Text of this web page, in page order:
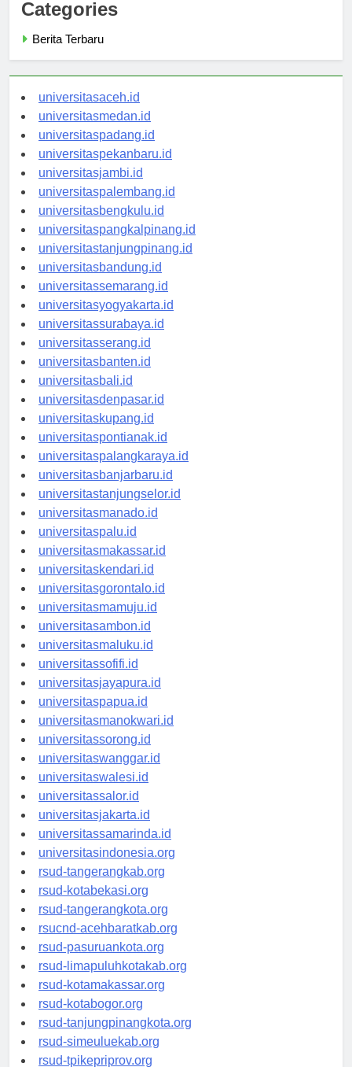
Categories
universitasaceh.id
universitasmedan.id
universitaspadang.id
universitaspekanbaru.id
universitasjambi.id
universitaspalembang.id
universitasbengkulu.id
universitaspangkalpinang.id
universitastanjungpinang.id
universitasbandung.id
universitassemarang.id
universitasyogyakarta.id
universitassurabaya.id
universitasserang.id
universitasbanten.id
universitasbali.id
universitasdenpasar.id
universitaskupang.id
universitaspontianak.id
universitaspalangkaraya.id
universitasbanjarbaru.id
universitastanjungselor.id
universitasmanado.id
universitaspalu.id
universitasmakassar.id
universitaskendari.id
universitasgorontalo.id
universitasmamuju.id
universitasambon.id
universitasmaluku.id
universitassofifi.id
universitasjayapura.id
universitaspapua.id
universitasmanokwari.id
universitassorong.id
universitaswanggar.id
universitaswalesi.id
universitassalor.id
universitasjakarta.id
universitassamarinda.id
universitasindonesia.org
rsud-tangerangkab.org
rsud-kotabekasi.org
rsud-tangerangkota.org
rsucnd-acehbaratkab.org
rsud-pasuruankota.org
rsud-limapuluhkotakab.org
rsud-kotamakassar.org
rsud-kotabogor.org
rsud-tanjungpinangkota.org
rsud-simeuluekab.org